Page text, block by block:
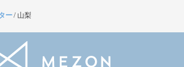
ー/ 山梨